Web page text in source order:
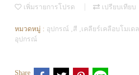
เพิ่มรายการโปรด เปรียบเทียบ
หมวดหมู่ : อุปกรณ์ ,สี ,เคลียร์เคลือบโมเดล
อุปกรณ์
Share